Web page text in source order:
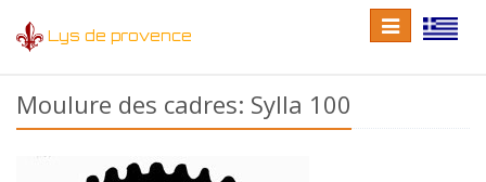
Lys de provence
Toggle
language
Toggle
navigation
Moulure des cadres: Sylla 100